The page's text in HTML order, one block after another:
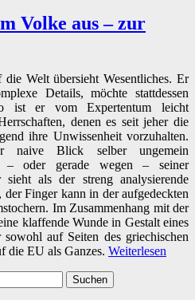
Volke aus – zur
Welt übersieht Wesentliches. Er
Details, möchte stattdessen
ist er vom Expertentum leicht
denen es seit jeher die
ihre Unwissenheit vorzuhalten.
naive Blick selber ungemein
oder gerade wegen – seiner
als der streng analysierende
Finger kann in der aufgedeckten
Im Zusammenhang mit der
klaffende Wunde in Gestalt eines
auf Seiten des griechischen
die EU als Ganzes. Weiterlesen